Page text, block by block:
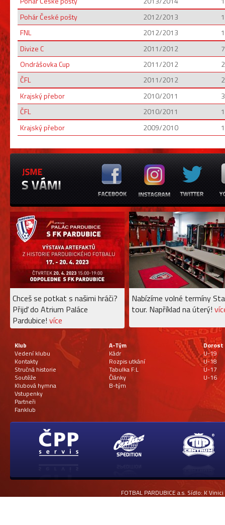
Pohár České pošty
2012/2013
1
FNL
2012/2013
Divize C
2011/2012
7
Ondrášovka Cup
2011/2012
2
ČFL
2011/2012
Krajský přebor
2010/2011
3
ČFL
2010/2011
Krajský přebor
2009/2010 1
Chceš se potkat s našimi hráči?
Přijď do Atrium Paláce
Pardubice! více
Nabízíme volné termíny
tour. Například na úterý!
Klub
Vedení klubu
Kontakty
Stručná historie
Soutěže
Klubová hymna
Vstupenky
Partneři
Fanklub
A-Tým
Kádr
Rozpis utkání
Tabulka F:L
Články
B-tým
Dorost
U-19
U-18
U-17
U-16
FOTBAL PARDUBICE a.s. Sídlo: K